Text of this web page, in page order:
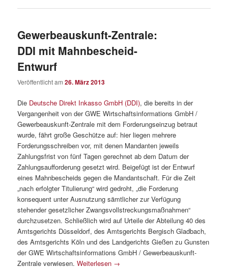
Gewerbeauskunft-Zentrale:
DDI mit Mahnbescheid-
Entwurf
Veröffentlicht am26. März 2013
Die Deutsche Direkt Inkasso GmbH (DDI), die bereits in der
Vergangenheit von der GWE Wirtschaftsinformations GmbH /
Gewerbeauskunft-Zentrale mit dem Forderungseinzug betraut
wurde, fährt große Geschütze auf: hier liegen mehrere
Forderungsschreiben vor, mit denen Mandanten jeweils
Zahlungsfrist von fünf Tagen gerechnet ab dem Datum der
Zahlungsaufforderung gesetzt wird. Beigefügt ist der Entwurf
eines Mahnbescheids gegen die Mandantschaft. Für die Zeit
„nach erfolgter Titulierung“ wird gedroht, „die Forderung
konsequent unter Ausnutzung sämtlicher zur Verfügung
stehender gesetzlicher Zwangsvollstreckungsmaßnahmen“
durchzusetzen. Schließlich wird auf Urteile der Abteilung 40 des
Amtsgerichts Düsseldorf, des Amtsgerichts Bergisch Gladbach,
des Amtsgerichts Köln und des Landgerichts Gießen zu Gunsten
der GWE Wirtschaftsinformations GmbH / Gewerbeauskunft-
Zentrale verwiesen.Weiterlesen →